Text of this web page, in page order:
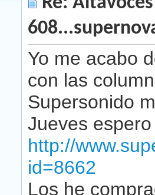
Yo me acabo
con las
Supersonido
Jueves
http://
id=8662
Los he